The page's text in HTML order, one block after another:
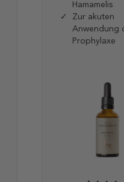
Hamamelis
Zur akuten
Anwendung
Prophylaxe